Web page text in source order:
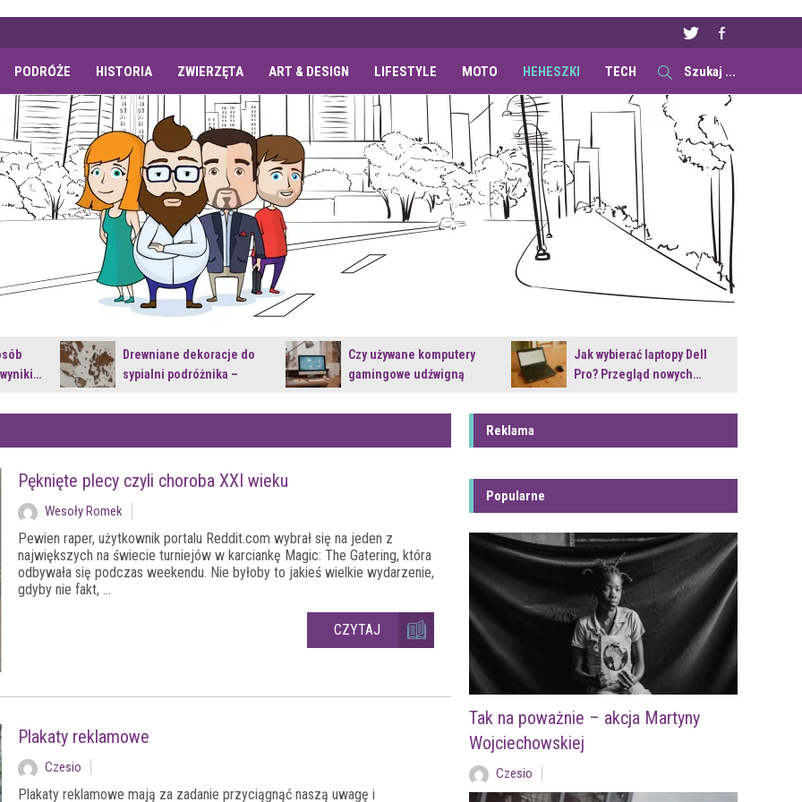
PODRÓŻE HISTORIA ZWIERZĘTA ART & DESIGN LIFESTYLE MOTO HEHESZKI TECH
Drewniane dekoracje do
sypialni podróżnika –
Czy używane komputery
gamingowe udźwigną
Jak wybierać laptopy Dell
Pro? Przegląd nowych…
Pęknięte plecy czyli choroba XXI wieku
Wesoły Romek
Pewien raper, użytkownik portalu Reddit.com wybrał się na jeden z
największych na świecie turniejów w karciankę Magic: The Gatering, która
odbywała się podczas weekendu. Nie byłoby to jakieś wielkie wydarzenie,
gdyby nie fakt, ...
CZYTAJ
Plakaty reklamowe
Czesio
Plakaty reklamowe mają za zadanie przyciągnąć naszą uwagę i
Reklama
Popularne
Tak na poważnie – akcja Martyny
Wojciechowskiej
Czesio